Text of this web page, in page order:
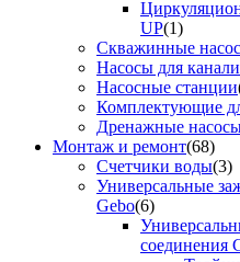
UP(1)
Скважинные
Насосы для
Насосные станции
Комплектующие
Дренажные
Монтаж и ремонт(68)
Счетчики воды(3)
Универсальные
Gebo(6)
соединения